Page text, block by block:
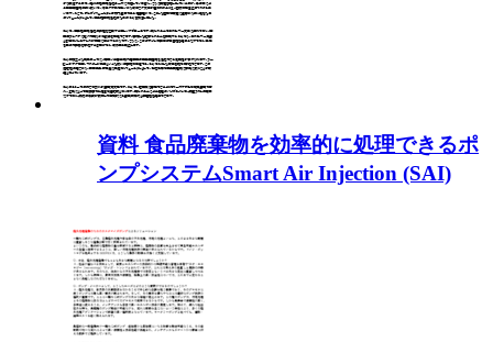
資料 食品廃棄物を効率的に処理できるポ
ンプシステムSmart Air Injection (SAI)